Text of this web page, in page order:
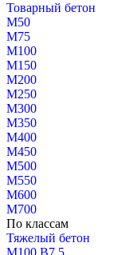
Товарный бетон
М50
М75
М100
М150
М200
М250
М300
М350
М400
М450
М500
М550
М600
М700
По классам
Тяжелый бетон